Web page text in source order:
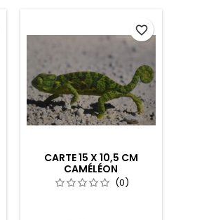
CARTE 15 X 10,5 CM
CAMÉLÉON
(0)
favorite_border